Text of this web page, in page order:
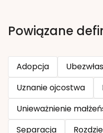
Powiązane
Adopcja
Uznanie ojcostwa
Unieważnienie
Separacja